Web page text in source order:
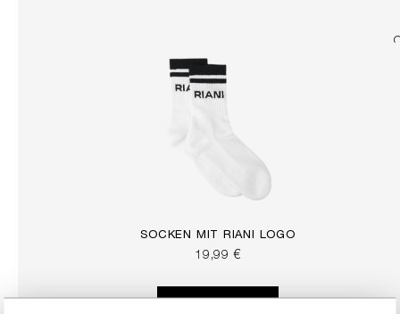
SOCKEN MIT RIANI LOGO
19,99 €